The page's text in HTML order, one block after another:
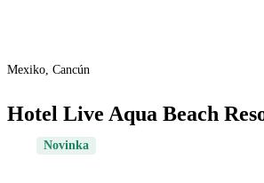
Mexiko, Cancún
Hotel Live Aqua Beach
Novinka